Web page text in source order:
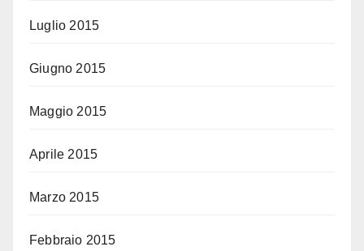
Luglio 2015
Giugno 2015
Maggio 2015
Aprile 2015
Marzo 2015
Febbraio 2015